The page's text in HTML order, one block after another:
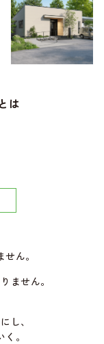
とは
ん。
ません。
し、
。